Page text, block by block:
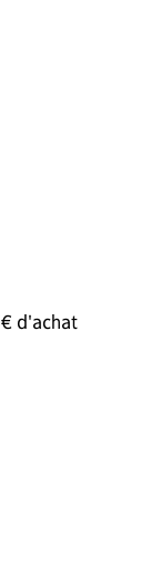
d'achat